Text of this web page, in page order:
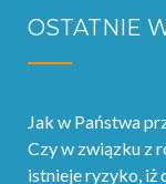
OSTATNIE
Jak w Państwa
Czy w związku z
istnieje ryzyko, iż